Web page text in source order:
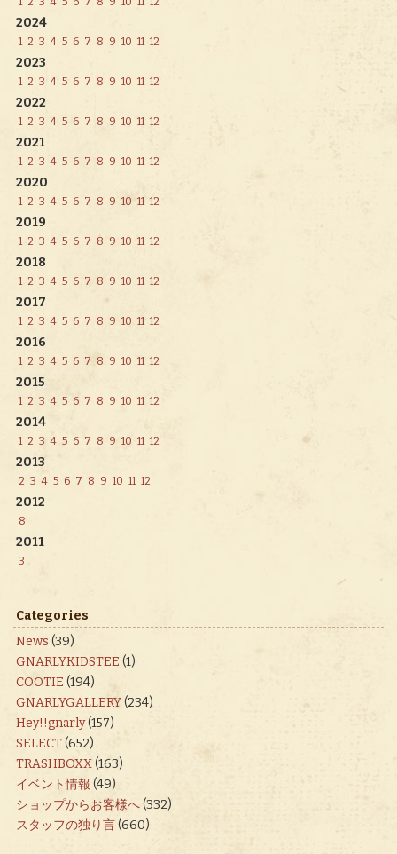
2024
1 2 3 4 5 6 7 8 9 10 11 12
2023
1 2 3 4 5 6 7 8 9 10 11 12
2022
1 2 3 4 5 6 7 8 9 10 11 12
2021
1 2 3 4 5 6 7 8 9 10 11 12
2020
1 2 3 4 5 6 7 8 9 10 11 12
2019
1 2 3 4 5 6 7 8 9 10 11 12
2018
1 2 3 4 5 6 7 8 9 10 11 12
2017
1 2 3 4 5 6 7 8 9 10 11 12
2016
1 2 3 4 5 6 7 8 9 10 11 12
2015
1 2 3 4 5 6 7 8 9 10 11 12
2014
1 2 3 4 5 6 7 8 9 10 11 12
2013
2 3 4 5 6 7 8 9 10 11 12
2012
8
2011
3
Categories
News (39)
GNARLYKIDSTEE (1)
COOTIE (194)
GNARLYGALLERY(234)
Hey!!gnarly(157)
SELECT(652)
TRASHBOXX(163)
イベント情報 (49)
ショップからお客様へ(332)
スタッフの独り言(660)